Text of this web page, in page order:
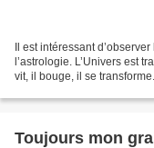
Il est intéressant
l’astrologie. L’Univers est
vit, il bouge, il se
Toujours mon